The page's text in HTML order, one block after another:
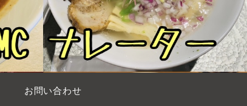
お問い合わせ